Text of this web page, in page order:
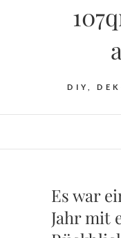
DIY,
Es war
Jahr mit